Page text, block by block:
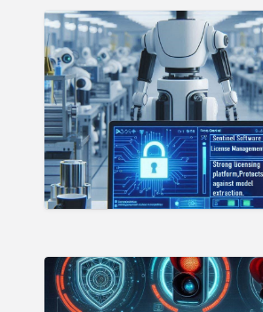
Sentinel
軟
體
授
權
管
理|
防
止
型
被
Sentinel
軟